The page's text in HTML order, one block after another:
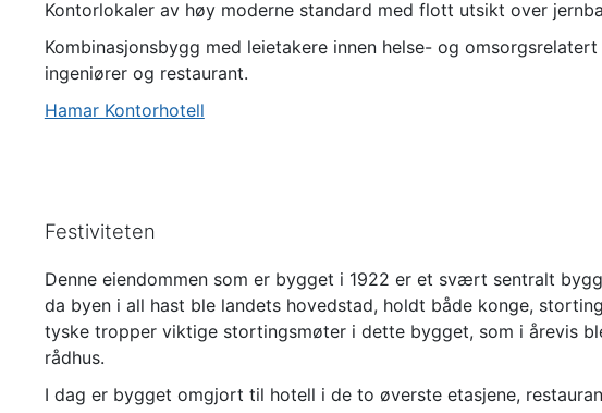
Kontorlokaler av høy moderne standard med flott utsikt over
Kombinasjonsbygg med leietakere innen helse- og
ingeniører og restaurant.
Hamar Kontorhotell
Festiviteten
Denne eiendommen som er bygget i 1922 er et svært sentralt
da byen i all hast ble landets hovedstad, holdt både konge,
tyske tropper viktige stortingsmøter i dette bygget, som i årevis
rådhus.
I dag er bygget omgjort til hotell i de to øverste etasjene,